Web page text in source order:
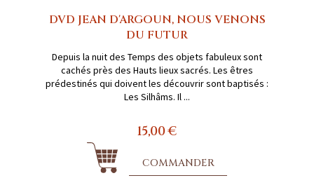
DVD JEAN D'ARGOUN, NOUS VENONS
DU FUTUR
Depuis la nuit des Temps des objets fabuleux sont
cachés près des Hauts lieux sacrés. Les êtres
prédestinés qui doivent les découvrir sont baptisés :
Les Silhâms. Il ...
15,00 €
COMMANDER